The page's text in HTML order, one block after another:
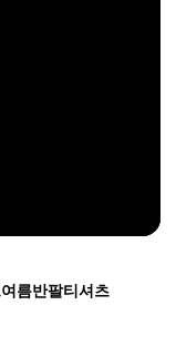
름반팔티셔츠